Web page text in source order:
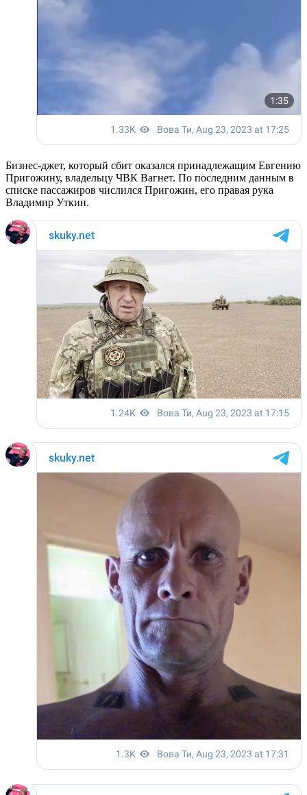
Бизнес-джет, который сбит оказался принадлежащим Евгению
Пригожину, владельцу ЧВК Вагнет. По последним данным в
списке пассажиров числился Пригожин, его правая рука
Владимир Уткин.